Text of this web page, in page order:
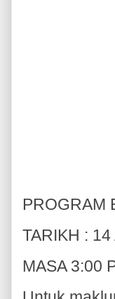
PROGRAM
TARIKH :
MASA 3:00